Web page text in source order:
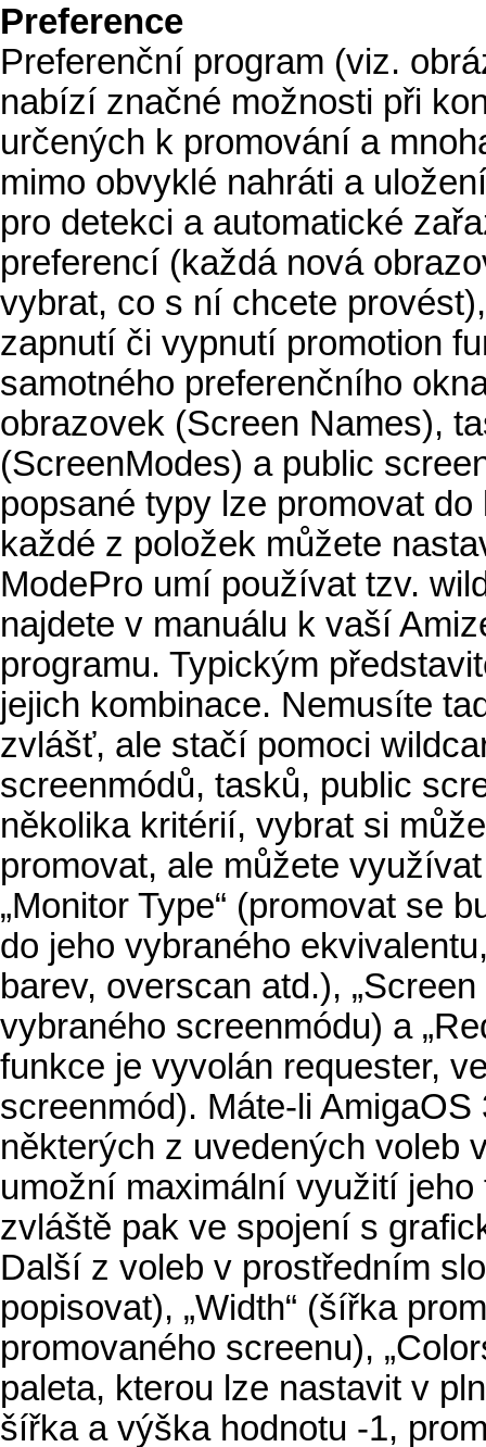
Preference
Preferenční program (viz.
nabízí značné možnosti při
určených k promování a
mimo obvyklé nahráti a
pro detekci a automatické
preferencí (každá nová
vybrat, co s ní chcete
zapnutí či vypnutí promotion
samotného preferenčního
obrazovek (Screen Names),
(ScreenModes) a public
popsané typy lze promovat
každé z položek můžete
ModePro umí používat tzv.
najdete v manuálu k vaší
programu. Typickým
jejich kombinace. Nemusíte
zvlášť, ale stačí pomoci
screenmódů, tasků, public
několika kritérií, vybrat si
promovat, ale můžete
„Monitor Type“ (promovat se
do jeho vybraného
barev, overscan atd.),
vybraného screenmódu) a
funkce je vyvolán requester,
screenmód). Máte-li
některých z uvedených voleb
umožní maximální využití
zvláště pak ve spojení s
Další z voleb v prostředním
popisovat), „Width“ (šířka
promovaného screenu),
paleta, kterou lze nastavit v
šířka a výška hodnotu -1,